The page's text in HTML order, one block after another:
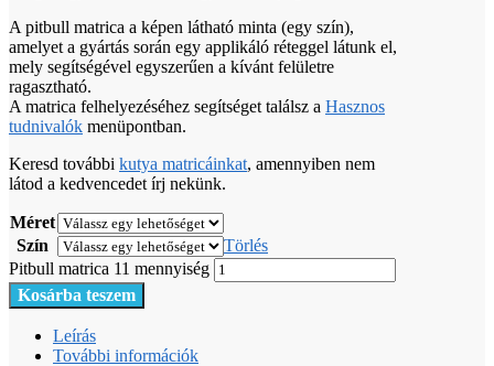
A pitbull matrica a képen látható minta (egy szín),
amelyet a gyártás során egy applikáló réteggel látunk el,
mely segítségével egyszerűen a kívánt felületre
ragasztható.
A matrica felhelyezéséhez segítséget találsz a Hasznos
tudnivalók menüpontban.
Keresd további kutya matricáinkat, amennyiben nem
látod a kedvencedet írj nekünk.
Méret
Szín
Törlés
Pitbull matrica 11 mennyiség
Kosárba teszem
Leírás
További információk